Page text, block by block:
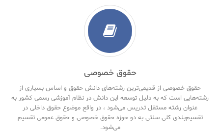
حقوق خصوصی
حقوق خصوصی از قدیمی‌ترین رشته‌های دانش حقوق و اساس بسیاری از
رشته‌هایی است که به دلیل توسعه این دانش در نظام آموزشی رسمی کشور به
عنوان رشته مستقل تدریس می‌شود ، در واقع موضوع حقوق داخلی در
تقسیم‌بندی کلی سنتی به دو حوزه حقوق خصوصی و حقوق‌ عمومی تقسیم
می‌شود.